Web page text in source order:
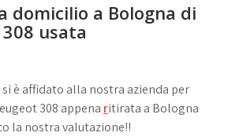
domicilio a Bologna di
usata
è affidato alla nostra azienda per
308 appena ritirata a Bologna
la nostra valutazione!!